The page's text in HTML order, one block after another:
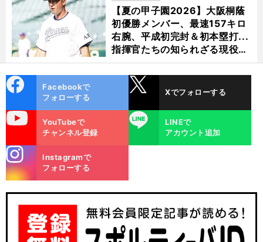
【夏の甲子園2026】大阪桐蔭
初優勝メンバー、最速157キロ
右腕、平成初完封＆初本塁打...
指揮官たちの知られざる現役時
代
ok
Facebookで
フォローする
Xでフォローする
YouTubeで
チャンネル登録
LINE
LINEで
アカウント追加
m
Instagramで
フォローする